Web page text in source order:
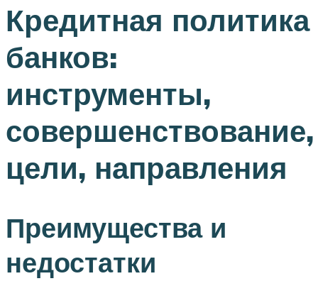
Кредитная политика
банков:
инструменты,
совершенствование,
цели, направления
Преимущества и
недостатки